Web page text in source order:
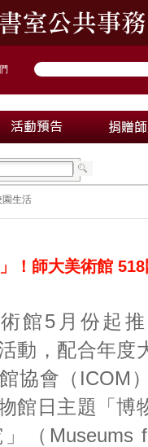
園生活
」！師大美術館
館5月份起
動，配合年度
協會（ICOM
館日主題「博
（Museums